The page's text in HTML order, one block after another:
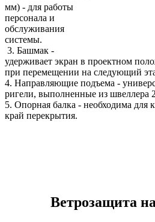
мм) - для работы
персонала и
обслуживания
системы.
3. Башмак -
удерживает экран в проектном
при перемещении на следующий
4. Направляющие подъема -
ригели, выполненные из швеллера
5. Опорная балка - необходима для
край перекрытия.
Ветрозащита